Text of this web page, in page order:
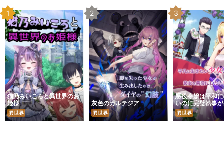
猫乃みいころと異世界のお
姫様
異世界
灰色のカルテジア
異世界
悪役令嬢は平和
いのに完璧執事
る
異世界